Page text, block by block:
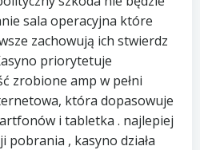
sala operacyjna które
zachowują ich stwierdz
priorytetuje
zrobione amp w pełni
która dopasowuje
i tabletka . najlepiej
pobrania , kasyno działa